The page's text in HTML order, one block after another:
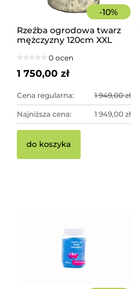
-10%
Rzeźba ogrodowa twarz
mężczyzny 120cm XXL
dekoracja ogrodowa
0 ocen
1 750,00 zł
Cena regularna: 1 949,00 zł
Najniższa cena: 1 949,00 zł
do koszyka